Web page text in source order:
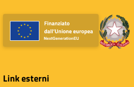
Link esterni